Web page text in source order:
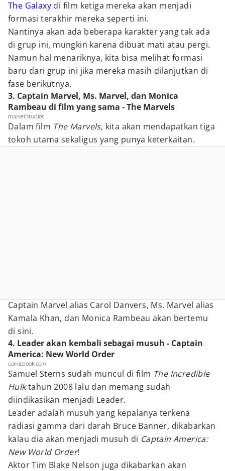
The Galaxy di film ketiga mereka akan menjadi
formasi terakhir mereka seperti ini.
Nantinya akan ada beberapa karakter yang tak ada
di grup ini, mungkin karena dibuat mati atau pergi.
Namun hal menariknya, kita bisa melihat formasi
baru dari grup ini jika mereka masih dilanjutkan di
fase berikutnya.
3. Captain Marvel, Ms. Marvel, dan Monica
Rambeau di film yang sama - The Marvels
marvel studios
Dalam film The Marvels, kita akan mendapatkan tiga
tokoh utama sekaligus yang punya keterkaitan.
Captain Marvel alias Carol Danvers, Ms. Marvel alias
Kamala Khan, dan Monica Rambeau akan bertemu
di sini.
4. Leader akan kembali sebagai musuh - Captain
America: New World Order
comicbook.com
Samuel Sterns sudah muncul di film The Incredible
Hulktahun 2008 lalu dan memang sudah
diindikasikan menjadi Leader.
Leader adalah musuh yang kepalanya terkena
radiasi gamma dari darah Bruce Banner, dikabarkan
kalau dia akan menjadi musuh di Captain America:
New World Order!
Aktor Tim Blake Nelson juga dikabarkan akan